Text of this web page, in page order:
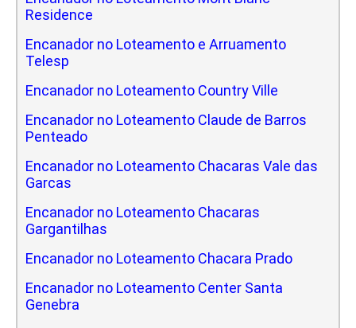
Residence
Encanador no Loteamento e Arruamento
Telesp
Encanador no Loteamento Country Ville
Encanador no Loteamento Claude de Barros
Penteado
Encanador no Loteamento Chacaras Vale das
Garcas
Encanador no Loteamento Chacaras
Gargantilhas
Encanador no Loteamento Chacara Prado
Encanador no Loteamento Center Santa
Genebra